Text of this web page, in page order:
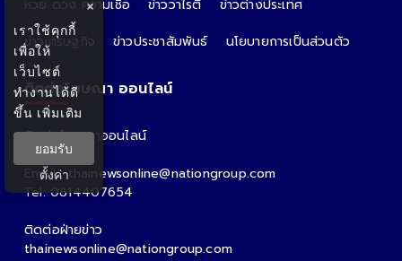
หวย ดวง ความเชื่อ
ข่าววาไรตี้
ข่าวต่างประเทศ
ข่าวเศรษฐกิจ
ข่าวประชาสัมพันธ์ นโยบายการเป็นส่วนตัว
ติดต่อโฆษณา ออนไลน์
ติดต่อโฆษณาออนไลน์
คุณอ้อ
Email : thainewsonline@nationgroup.com
Tel: 0814407654
ติดต่อฝ่ายข่าว
thainewsonline@nationgroup.com
×
เราใช้คุกกี้
เพื่อให้
เว็บไซต์
ทำงานได้ดี
ขึ้น เพิ่มเติม
ยอมรับ
ตั้งค่า